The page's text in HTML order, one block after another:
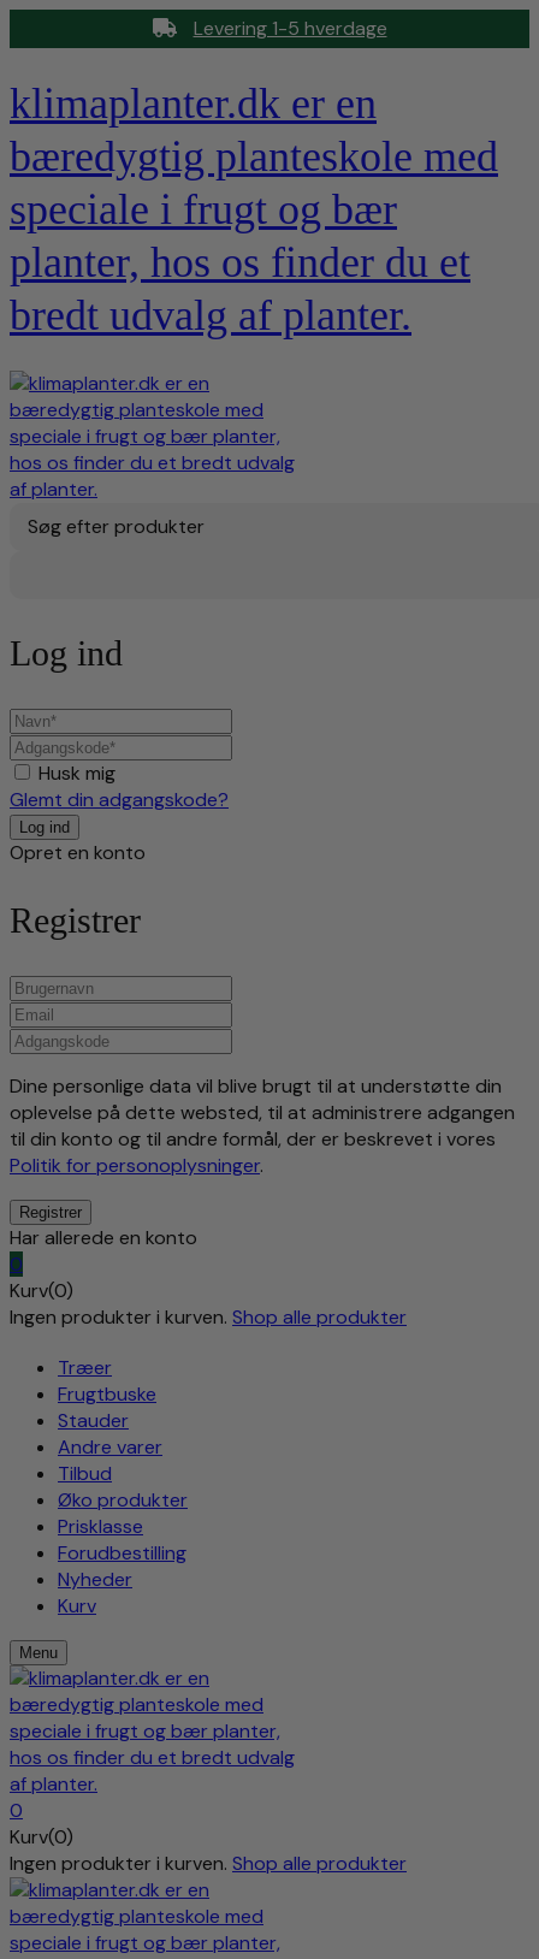
Levering 1-5 hverdage
klimaplanter.dk er en
bæredygtig planteskole med
speciale i frugt og bær
planter, hos os finder du et
bredt udvalg af planter.
Søg efter produkter
Log ind
Husk mig
Glemt din adgangskode?
Opret en konto
Registrer
Dine personlige data vil blive brugt til at understøtte din
oplevelse på dette websted, til at administrere adgangen
til din konto og til andre formål, der er beskrevet i vores
Politik for personoplysninger.
Har allerede en konto
0
Kurv(0)
Ingen produkter i kurven. Shop alle produkter
Træer
Frugtbuske
Stauder
Andre varer
Tilbud
Øko produkter
Prisklasse
Forudbestilling
Nyheder
Kurv
Menu
0
Kurv(0)
Ingen produkter i kurven. Shop alle produkter